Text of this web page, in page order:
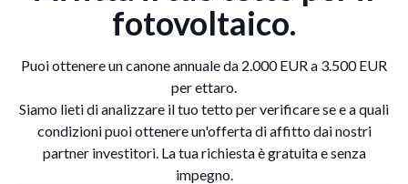
fotovoltaico.
Puoi ottenere un canone annuale da 2.000 EUR a 3.500 EUR
per ettaro.
Siamo lieti di analizzare il tuo tetto per verificare se e a quali
condizioni puoi ottenere un'offerta di affitto dai nostri
partner investitori. La tua richiesta è gratuita e senza
impegno.